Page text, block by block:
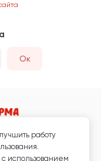
Ок
и ветаптека
является публичной
работу
использованием